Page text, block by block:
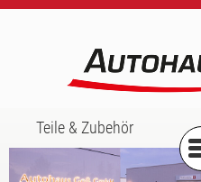
Teile & Zubehör